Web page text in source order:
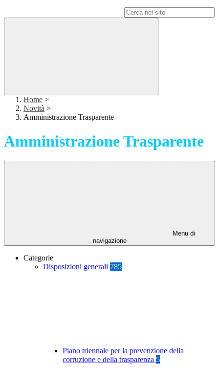
Home >
Novità >
Amministrazione Trasparente
Amministrazione Trasparente
Menu di
navigazione
Categorie
Disposizioni generali 785
Piano triennale per la prevenzione della
corruzione e della trasparenza 5